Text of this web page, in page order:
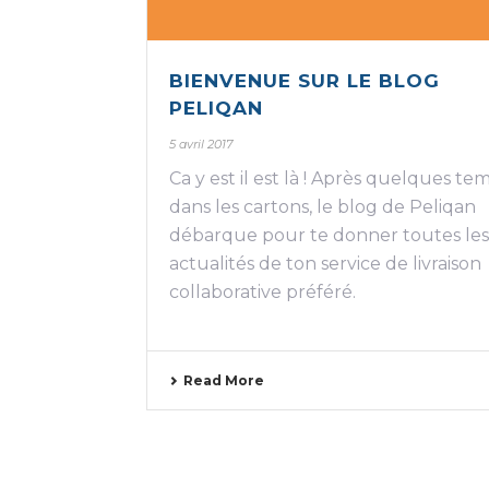
BIENVENUE SUR LE BLOG
PELIQAN
5 avril 2017
Ca y est il est là ! Après quelques
dans les cartons, le blog de Peliqan
débarque pour te donner toutes les
actualités de ton service de livraison
collaborative préféré.
Read More